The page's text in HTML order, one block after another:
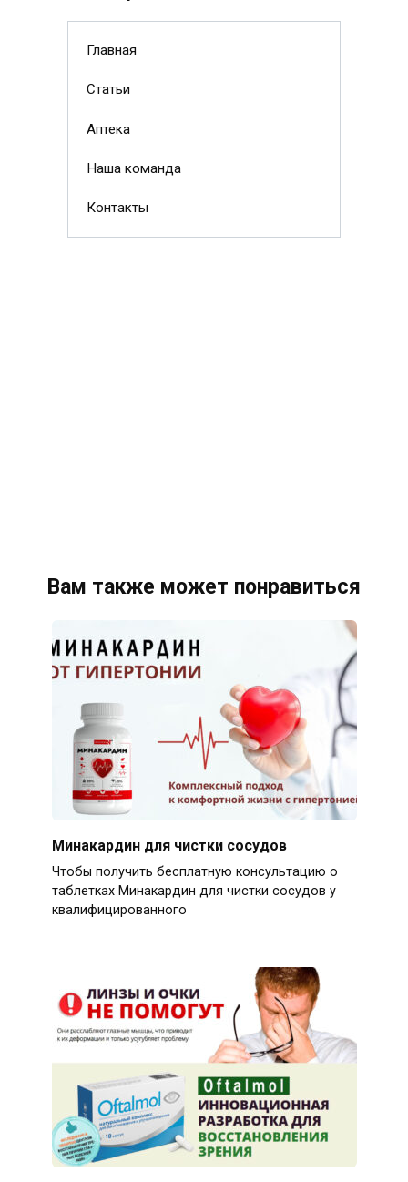
Главная
Статьи
Аптека
Наша команда
Контакты
Вам также может понравиться
Минакардин для чистки сосудов
Чтобы получить бесплатную консультацию о
таблетках Минакардин для чистки сосудов у
квалифицированного